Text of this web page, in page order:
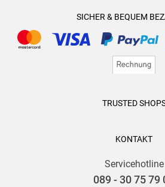
SICHER & BEQUEM
TRUSTED
KONTAKT
Servicehotline
089 - 30 75 79